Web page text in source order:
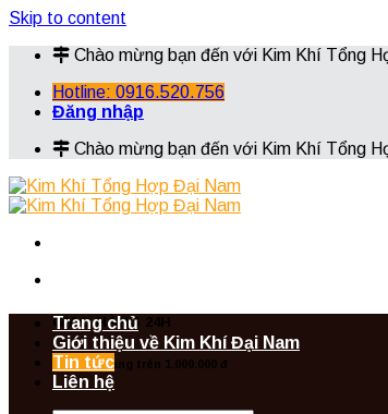
Skip to content
Chào mừng bạn đến với Kim Khí Tổng
Hotline: 0916.520.756
Đăng nhập
Chào mừng bạn đến với Kim Khí Tổng
GIAO HÀNG 24H
Với đơn hàng trên 1.000.000 đ
Trang chủ
Giới thiệu về Kim Khí Đại Nam
Tin tức
Liên hệ